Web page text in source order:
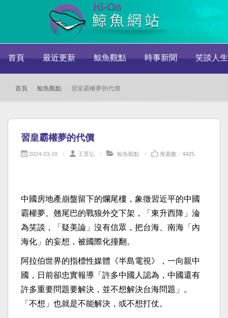
首頁 最近更新 鯨魚觀點 時事新聞 笑談人生
首頁 鯨魚觀點 習皇霸權夢的代價
習皇霸權夢的代價
2024-03-19 王景弘 鯨魚觀點 推薦數：4425
中國房地產崩盤留下的爛尾樓，象徵習近平的中國
霸權夢。翹尾巴的戰狼外交下架，「東升西降」淪
為笑談，「疑美論」沒有信眾，把台海、南海「內
海化」的妄想，被國際化撞翻。
阿拉伯世界的指標性媒體《半島電視》，一向親中
國，日前卻忠實報導「許多中國人認為，中國還有
許多重要問題要解決，並不想解決台海問題」。
「不想」也就是不能解決，或不想打仗。